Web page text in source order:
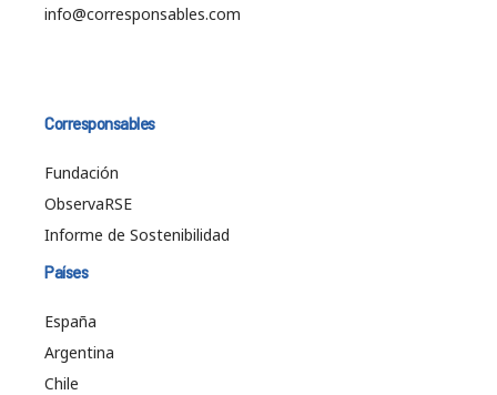
info@corresponsables.com
Corresponsables
Fundación
ObservaRSE
Informe de Sostenibilidad
Países
España
Argentina
Chile